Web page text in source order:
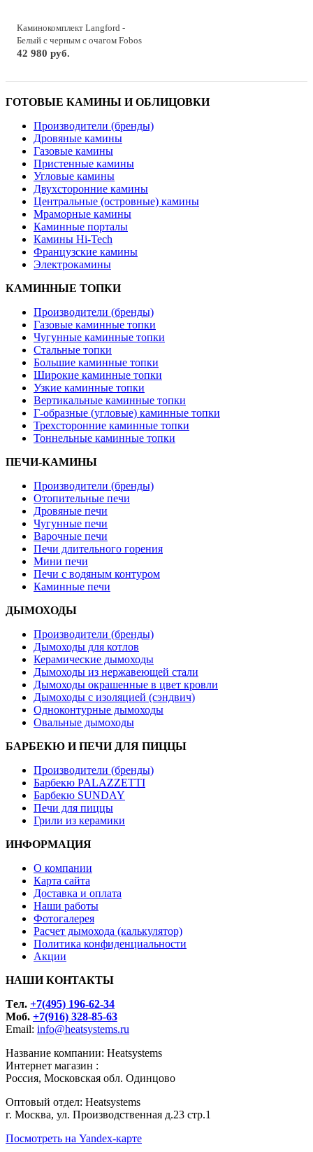
Каминокомплект Langford -
Белый с черным с очагом Fobos
FX M Brass
42 980 руб.
ГОТОВЫЕ КАМИНЫ И ОБЛИЦОВКИ
Производители (бренды)
Дровяные камины
Газовые камины
Пристенные камины
Угловые камины
Двухсторонние камины
Центральные (островные) камины
Мраморные камины
Каминные порталы
Камины Hi-Tech
Французские камины
Электрокамины
КАМИННЫЕ ТОПКИ
Производители (бренды)
Газовые каминные топки
Чугунные каминные топки
Стальные топки
Большие каминные топки
Широкие каминные топки
Узкие каминные топки
Вертикальные каминные топки
Г-образные (угловые) каминные топки
Трехсторонние каминные топки
Тоннельные каминные топки
ПЕЧИ-КАМИНЫ
Производители (бренды)
Отопительные печи
Дровяные печи
Чугунные печи
Варочные печи
Печи длительного горения
Мини печи
Печи с водяным контуром
Каминные печи
ДЫМОХОДЫ
Производители (бренды)
Дымоходы для котлов
Керамические дымоходы
Дымоходы из нержавеющей стали
Дымоходы окрашенные в цвет кровли
Дымоходы с изоляцией (сэндвич)
Одноконтурные дымоходы
Овальные дымоходы
БАРБЕКЮ И ПЕЧИ ДЛЯ ПИЦЦЫ
Производители (бренды)
Барбекю PALAZZETTI
Барбекю SUNDAY
Печи для пиццы
Грили из керамики
ИНФОРМАЦИЯ
О компании
Карта сайта
Доставка и оплата
Наши работы
Фотогалерея
Расчет дымохода (калькулятор)
Политика конфиденциальности
Акции
НАШИ КОНТАКТЫ
Tел. +7(495) 196-62-34
Моб. +7(916) 328-85-63
Email: info@heatsystems.ru
Название компании: Heatsystems
Интернет магазин :
Россия, Московская обл. Одинцово
Оптовый отдел: Heatsystems
г. Москва, ул. Производственная д.23 стр.1
Посмотреть на Yandex-карте